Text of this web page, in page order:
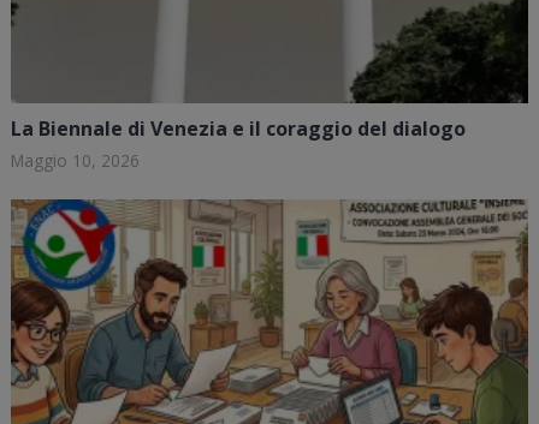
La Biennale di Venezia e il coraggio del dialogo
Maggio 10, 2026